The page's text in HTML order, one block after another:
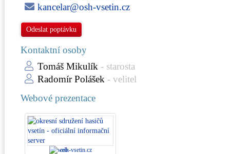
kancelar@osh-vsetin.cz
Odeslat poptávku
Kontaktní osoby
Tomáš Mikulík - starosta
Radomír Polášek - velitel
Webové prezentace
osh-vsetin.cz